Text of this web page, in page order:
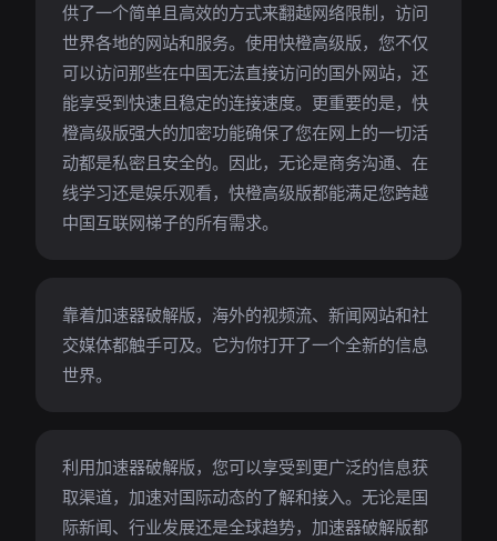
供了一个简单且高效的方式来翻越网络限制，访问
世界各地的网站和服务。使用快橙高级版，您不仅
可以访问那些在中国无法直接访问的国外网站，还
能享受到快速且稳定的连接速度。更重要的是，快
橙高级版强大的加密功能确保了您在网上的一切活
动都是私密且安全的。因此，无论是商务沟通、在
线学习还是娱乐观看，快橙高级版都能满足您跨越
中国互联网梯子的所有需求。
靠着加速器破解版，海外的视频流、新闻网站和社
交媒体都触手可及。它为你打开了一个全新的信息
世界。
利用加速器破解版，您可以享受到更广泛的信息获
取渠道，加速对国际动态的了解和接入。无论是国
际新闻、行业发展还是全球趋势，加速器破解版都